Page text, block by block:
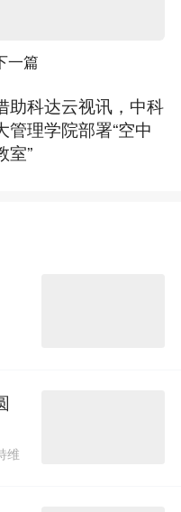
一篇
助科达云视讯，中科
管理学院部署“空中
室”
维